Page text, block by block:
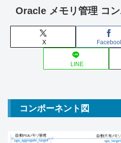
Oracle メモリ管理 コ
X
LINE
コンポーネント図